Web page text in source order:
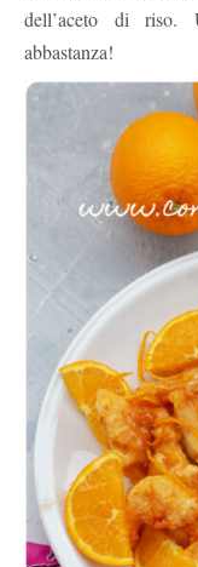
dell’aceto di riso.
abbastanza!